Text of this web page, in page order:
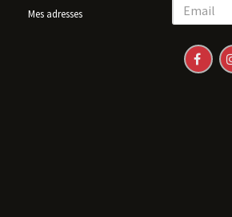
Mes adresses